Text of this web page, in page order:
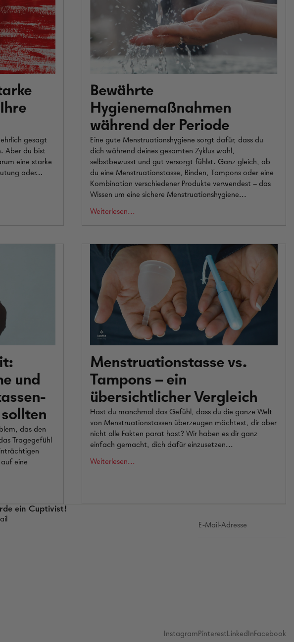
gesagt
Aber du bist
eine starke
oder…
Bewährte
Hygienemaßnahmen
während der Periode
Eine gute Menstruationshygiene sorgt dafür, dass du
dich während deines gesamten Zyklus wohl,
selbstbewusst und gut versorgt fühlst. Ganz gleich, ob
du eine Menstruationstasse, Binden, Tampons oder eine
Kombination verschiedener Produkte verwendest – das
Wissen um eine sichere Menstruationshygiene...
Weiterlesen...
und
das den
Tragegefühl
eine
Menstruationstasse vs.
Tampons – ein
übersichtlicher Vergleich
Hast du manchmal das Gefühl, dass du die ganze Welt
von Menstruationstassen überzeugen möchtest, dir aber
nicht alle Fakten parat hast? Wir haben es dir ganz
einfach gemacht, dich dafür einzusetzen...
Weiterlesen...
ein Cuptivist!
InstagramPinterestLinkedInFacebook